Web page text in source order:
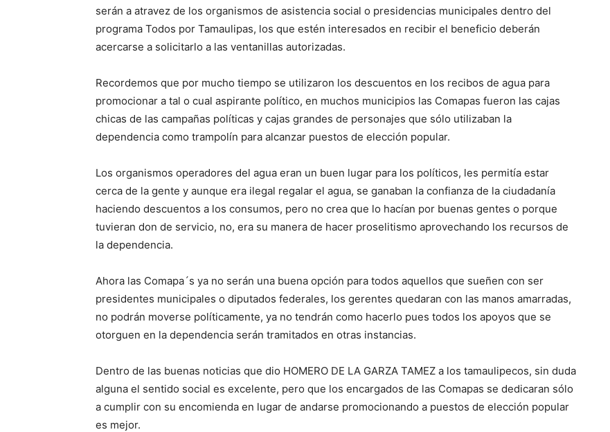
serán a atravez de los organismos de asistencia social o presidencias municipales dentro del
programa Todos por Tamaulipas, los que estén interesados en recibir el beneficio deberán
acercarse a solicitarlo a las ventanillas autorizadas.
Recordemos que por mucho tiempo se utilizaron los descuentos en los recibos de agua para
promocionar a tal o cual aspirante político, en muchos municipios las Comapas fueron las cajas
chicas de las campañas políticas y cajas grandes de personajes que sólo utilizaban la
dependencia como trampolín para alcanzar puestos de elección popular.
Los organismos operadores del agua eran un buen lugar para los políticos, les permitía estar
cerca de la gente y aunque era ilegal regalar el agua, se ganaban la confianza de la ciudadanía
haciendo descuentos a los consumos, pero no crea que lo hacían por buenas gentes o porque
tuvieran don de servicio, no, era su manera de hacer proselitismo aprovechando los recursos de
la dependencia.
Ahora las Comapa´s ya no serán una buena opción para todos aquellos que sueñen con ser
presidentes municipales o diputados federales, los gerentes quedaran con las manos amarradas,
no podrán moverse políticamente, ya no tendrán como hacerlo pues todos los apoyos que se
otorguen en la dependencia serán tramitados en otras instancias.
Dentro de las buenas noticias que dio HOMERO DE LA GARZA TAMEZ a los tamaulipecos, sin duda
alguna el sentido social es excelente, pero que los encargados de las Comapas se dedicaran sólo
a cumplir con su encomienda en lugar de andarse promocionando a puestos de elección popular
es mejor.